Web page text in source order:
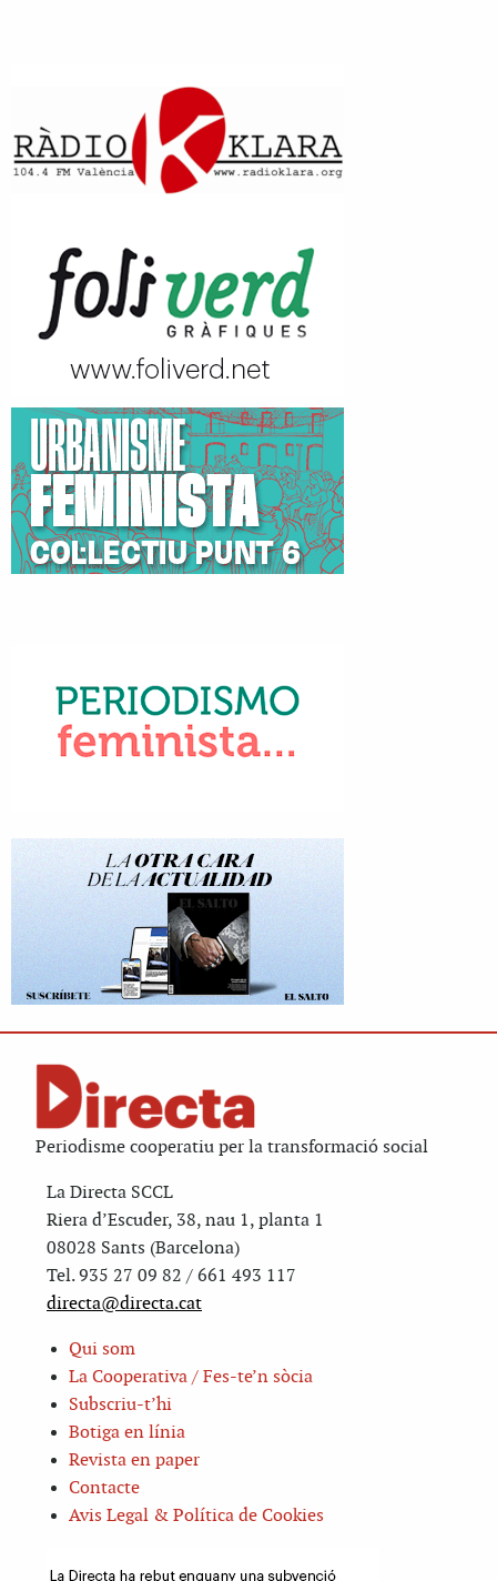
Periodisme cooperatiu per la transformació social
La Directa SCCL
Riera d’Escuder, 38, nau 1, planta 1
08028 Sants (Barcelona)
Tel. 935 27 09 82 / 661 493 117
directa@directa.cat
Qui som
La Cooperativa / Fes-te’n sòcia
Subscriu-t’hi
Botiga en línia
Revista en paper
Contacte
Avis Legal & Política de Cookies